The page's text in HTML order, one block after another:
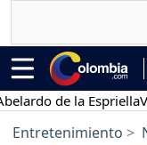
de la Espriella
Entretenimiento